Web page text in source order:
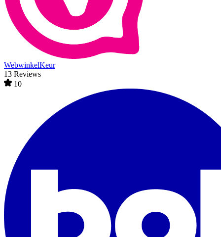
WebwinkelKeur
13 Reviews
10